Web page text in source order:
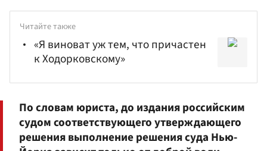
Читайте также
«Я виноват уж тем, что причастен
к Ходорковскому»
По словам юриста, до издания российским
судом соответствующего утверждающего
решения выполнение решения суда Нью-